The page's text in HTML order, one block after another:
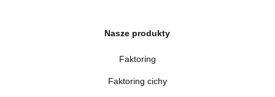
Nasze produkty
Faktoring
Faktoring cichy